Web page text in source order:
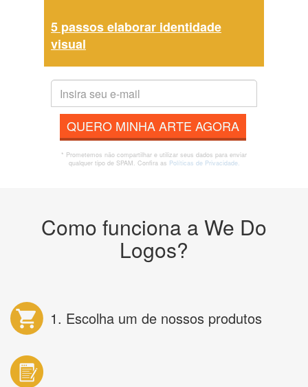
5 passos elaborar identidade
visual
QUERO MINHA ARTE AGORA
* Prometemos não compartilhar e utilizar seus dados para enviar
qualquer tipo de SPAM. Confira as Políticas de Privacidade.
Como funciona a We Do
Logos?
1. Escolha um de nossos produtos